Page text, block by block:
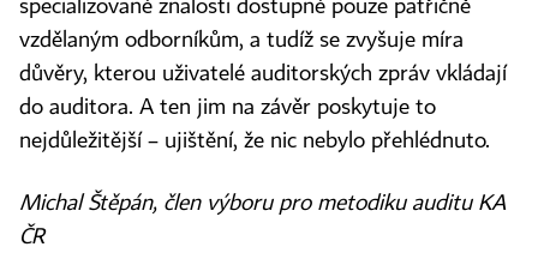
specializované znalosti dostupné pouze patřičně
vzdělaným odborníkům, a tudíž se zvyšuje míra
důvěry, kterou uživatelé auditorských zpráv vkládají
do auditora. A ten jim na závěr poskytuje to
nejdůležitější – ujištění, že nic nebylo přehlédnuto.
Michal Štěpán, člen výboru pro metodiku auditu KA
ČR